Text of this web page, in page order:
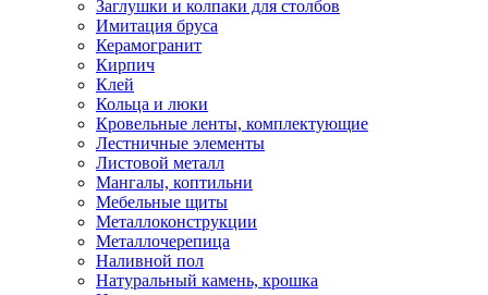
Заглушки и колпаки для столбов
Имитация бруса
Керамогранит
Кирпич
Клей
Кольца и люки
Кровельные ленты, комплектующие
Лестничные элементы
Листовой металл
Мангалы, коптильни
Мебельные щиты
Металлоконструкции
Металлочерепица
Наливной пол
Натуральный камень, крошка